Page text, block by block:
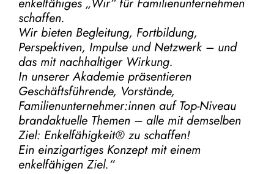
schaffen.
Wir bieten Begleitung, Fortbildung,
Perspektiven, Impulse und Netzwerk – und
das mit nachhaltiger Wirkung.
In unserer Akademie präsentieren
Geschäftsführende, Vorstände,
Familienunternehmer:innen auf Top-Niveau
brandaktuelle Themen – alle mit demselben
Ziel: Enkelfähigkeit® zu schaffen!
Ein einzigartiges Konzept mit einem
enkelfähigen Ziel.“